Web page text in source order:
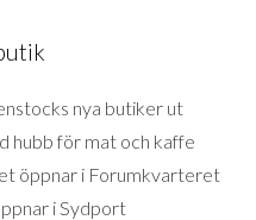
nya butiker ut
hubb för mat och kaffe
öppnar i Forumkvarteret
i Sydport